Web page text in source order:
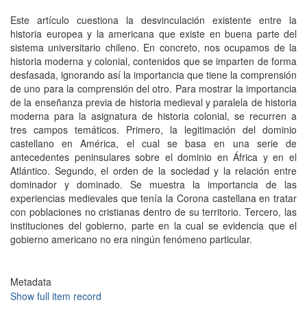
Este artículo cuestiona la desvinculación existente entre la
historia europea y la americana que existe en buena parte del
sistema universitario chileno. En concreto, nos ocupamos de la
historia moderna y colonial, contenidos que se imparten de forma
desfasada, ignorando así la importancia que tiene la comprensión
de uno para la comprensión del otro. Para mostrar la importancia
de la enseñanza previa de historia medieval y paralela de historia
moderna para la asignatura de historia colonial, se recurren a
tres campos temáticos. Primero, la legitimación del dominio
castellano en América, el cual se basa en una serie de
antecedentes peninsulares sobre el dominio en África y en el
Atlántico. Segundo, el orden de la sociedad y la relación entre
dominador y dominado. Se muestra la importancia de las
experiencias medievales que tenía la Corona castellana en tratar
con poblaciones no cristianas dentro de su territorio. Tercero, las
instituciones del gobierno, parte en la cual se evidencia que el
gobierno americano no era ningún fenómeno particular.
Metadata
Show full item record